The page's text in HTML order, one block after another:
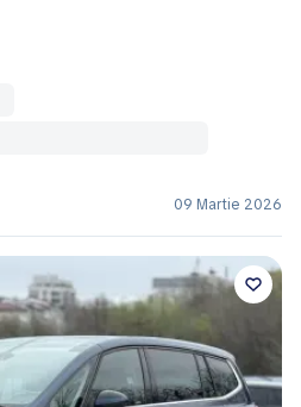
09 Martie 2026